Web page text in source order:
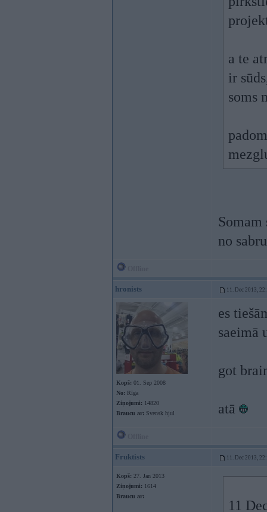
a te
ir
soms
no
hronists 11. Dec 2013,
Kopš: 01. Sep 2008
No: Rīga
Ziņojumi: 14820
Braucu ar: Svensk hjul
es
saeimā
got
atā
Fruktists 11. Dec 2013,
Kopš: 27. Jan 2013
Ziņojumi: 1614
Braucu ar:
11